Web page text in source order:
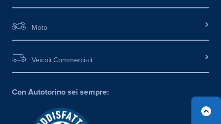
Moto
Veicoli Commerciali
Con Autotorino sei sempre: